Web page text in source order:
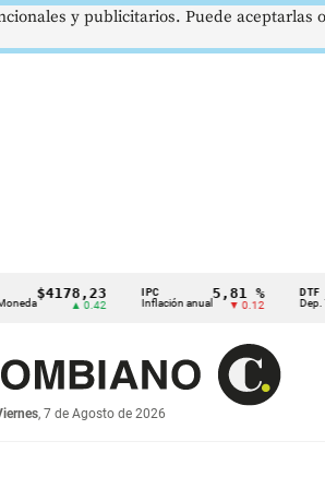
$4178,23
▲ 0.42
IPC
Inflación anual
5,81 %
▼ 0.12
DTF
Dep.
, 7 de Agosto de 2026
y publicitarios. Puede aceptarlas